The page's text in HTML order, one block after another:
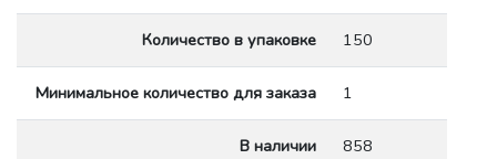
Количество в упаковке 150
Минимальное количество для заказа 1
В наличии 858